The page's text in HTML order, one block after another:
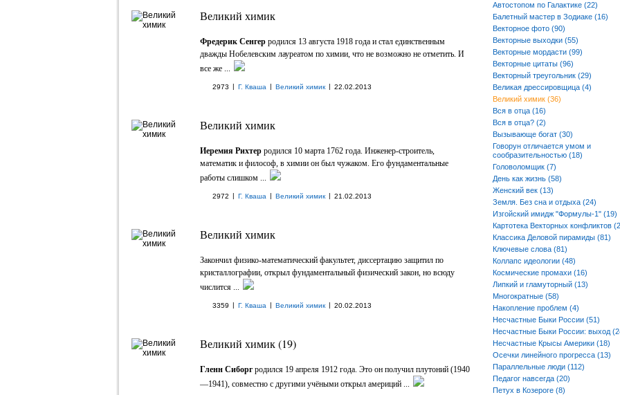
Великий химик
Фредерик Сенгер родился 13 августа 1918 года и стал единственным
дважды Нобелевским лауреатом по химии, что не возможно не отметить. И
все же ...
2973 | Г. Кваша | Великий химик | 22.02.2013
Великий химик
Иеремия Рихтер родился 10 марта 1762 года. Инженер-строитель,
математик и философ, в химии он был чужаком. Его фундаментальные
работы слишком ...
2972 | Г. Кваша | Великий химик | 21.02.2013
Великий химик
Закончил физико-математический факультет, диссертацию защитил по
кристаллографии, открыл фундаментальный физический закон, но всюду
числится ...
3359 | Г. Кваша | Великий химик | 20.02.2013
Великий химик (19)
Гленн Сиборгродился 19 апреля 1912 года. Это он получил плутоний (1940
—1941), совместно с другими учёными открыл америций ...
Автостопом по Галактике (22)
Балетный мастер в Зодиаке (16)
Векторное фото (90)
Векторные выходки (55)
Векторные мордасти (99)
Векторные цитаты (96)
Векторный треугольник (29)
Великая дрессировщица (4)
Великий химик (36)
Вся в отца (16)
Вся в отца? (2)
Вызывающе богат (30)
Говорун отличается умом и
сообразительностью (18)
Головоломщик (7)
День как жизнь (58)
Женский век (13)
Земля. Без сна и отдыха (24)
Изгойский имидж "Формулы-1" (19)
Картотека Векторных конфликтов
Классика Деловой пирамиды (81)
Ключевые слова (81)
Коллапс идеологии (48)
Космические промахи (16)
Липкий и гламуторный (13)
Многократные (58)
Накопление проблем (4)
Несчастные Быки России (51)
Несчастные Быки России: выход
Несчастные Крысы Америки (18)
Осечки линейного прогресса (13)
Параллельные люди (112)
Педагог навсегда (20)
Петух в Козероге (8)